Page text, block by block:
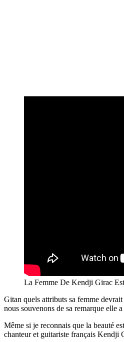
La Femme De Kendji Girac
Gitan quels attributs sa femme
nous souvenons de sa remarque elle
Même si je reconnais que la beauté
chanteur et guitariste français Kendji